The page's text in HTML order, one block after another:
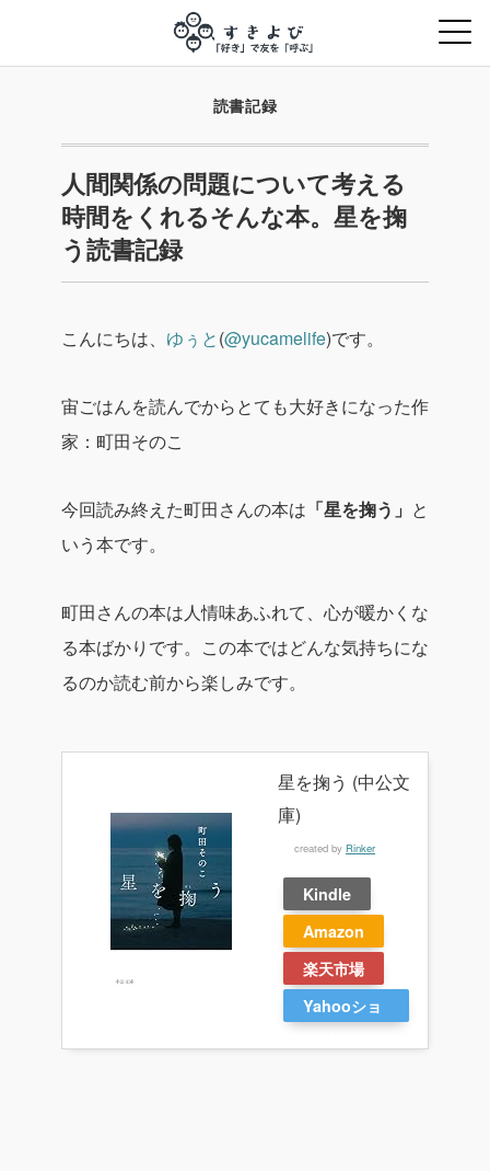
読書記録
人間関係の問題について考える
時間をくれるそんな本。星を掬
う読書記録
こんにちは、 ゆぅと(@yucamelife)です。
宙ごはんを読んでからとても大好きになった作
家：町田そのこ
今回読み終えた町田さんの本は 「星を掬う」 と
いう本です。
町田さんの本は人情味あふれて、心が暖かくな
る本ばかりです。この本ではどんな気持ちにな
るのか読む前から楽しみです。
星を掬う (中公文
庫)
created by Rinker
Kindle
Amazon
楽天市場
Yahooショ